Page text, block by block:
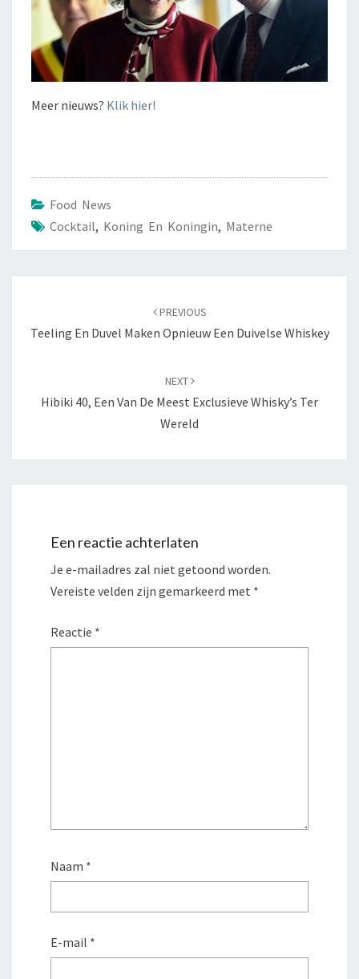
Meer nieuws? Klik hier!
Food News
Cocktail, Koning En Koningin, Materne
PREVIOUS
Teeling En Duvel Maken Opnieuw Een Duivelse Whiskey
NEXT
Hibiki 40, Een Van De Meest Exclusieve Whisky’s Ter
Wereld
Een reactie achterlaten
Je e-mailadres zal niet getoond worden.
Vereiste velden zijn gemarkeerd met *
Reactie *
Naam *
E-mail *